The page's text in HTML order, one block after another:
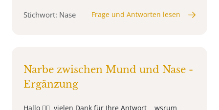
Stichwort: Nase Frage und Antworten lesen
Narbe zwischen Mund und Nase -
Ergänzung
Hallo 🙋‍♀️ vielen Dank für Ihre Antwort wsrum